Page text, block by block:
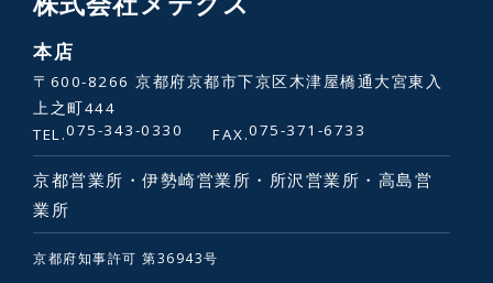
本店
〒600-8266 京都府京都市下京区木津屋橋通大宮東入
上之町444
TEL.075-343-0330 FAX.075-371-6733
京都営業所・伊勢崎営業所・所沢営業所・高島営
業所
京都府知事許可 第36943号